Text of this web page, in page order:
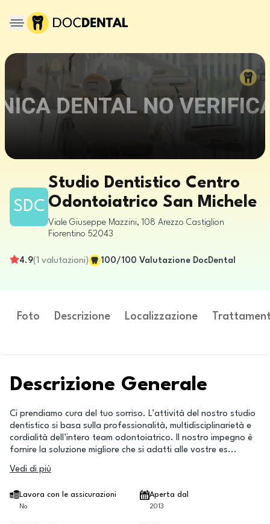
SDC
Studio Dentistico Centro
Odontoiatrico San Michele
Viale Giuseppe Mazzini, 108 Arezzo Castiglion
Fiorentino 52043
4.9(1 valutazioni) 100/100 Valutazione DocDental
Foto Descrizione Localizzazione
Descrizione Generale
Ci prendiamo cura del tuo sorriso. L’attività del nostro studio
dentistico si basa sulla professionalità, multidisciplinarietà e
cordialità dell’intero team odontoiatrico. Il nostro impegno è
fornire la soluzione migliore che si adatti alle vostre es...
Vedi di più
Lavora con le assicurazioni
No
Aperta dal
2013